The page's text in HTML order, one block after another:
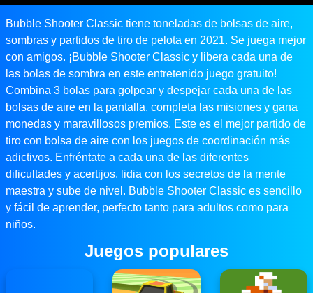
Bubble Shooter Classic tiene toneladas de bolsas de aire,
sombras y partidos de tiro de pelota en 2021. Se juega mejor
con amigos. ¡Bubble Shooter Classic y libera cada una de
las bolas de sombra en este entretenido juego gratuito!
Combina 3 bolas para golpear y despejar cada una de las
bolsas de aire en la pantalla, completa las misiones y gana
monedas y maravillosos premios. Este es el mejor partido de
tiro con bolsa de aire con los juegos de coordinación más
adictivos. Enfréntate a cada una de las diferentes
dificultades y acertijos, lidia con los secretos de la mente
maestra y sube de nivel. Bubble Shooter Classic es sencillo
y fácil de aprender, perfecto tanto para adultos como para
niños.
Juegos populares